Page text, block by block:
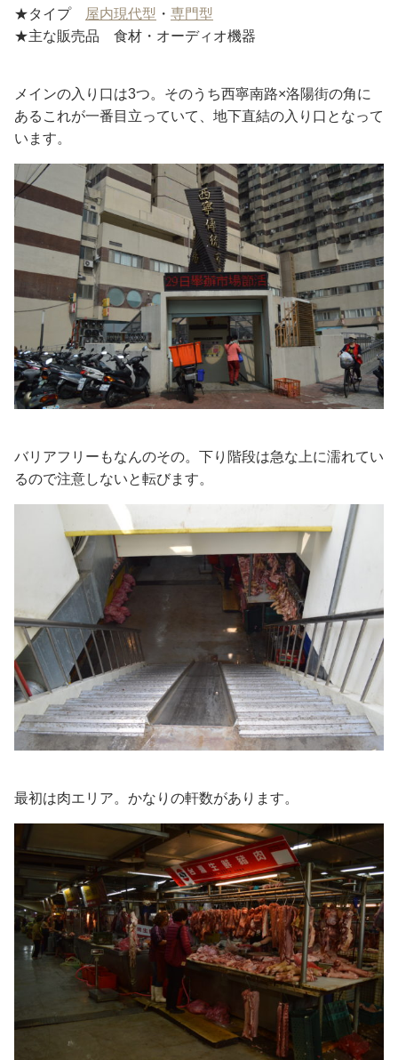
★タイプ
屋内現代型 ・ 専門型
★主な販売品 食材・オーディオ機器
メインの入り口は3つ。そのうち西寧南路×洛陽街の角に
あるこれが一番目立っていて、地下直結の入り口となって
います。
バリアフリーもなんのその。下り階段は急な上に濡れてい
るので注意しないと転びます。
最初は肉エリア。かなりの軒数があります。